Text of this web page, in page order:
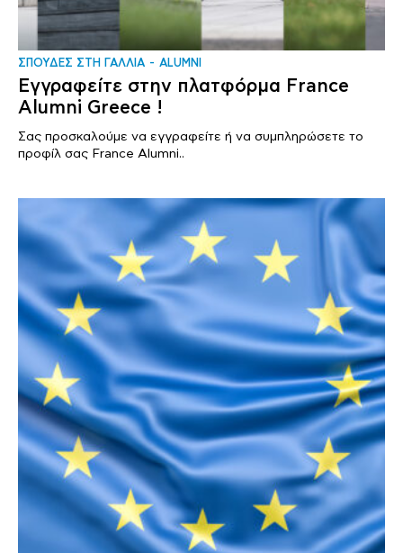
ΣΠΟΥΔΕΣ ΣΤΗ ΓΑΛΛΙΑ ALUMNI
Εγγραφείτε στην πλατφόρμα France
Alumni Greece !
Σας προσκαλούμε να εγγραφείτε ή να συμπληρώσετε το
προφίλ σας France Alumni..